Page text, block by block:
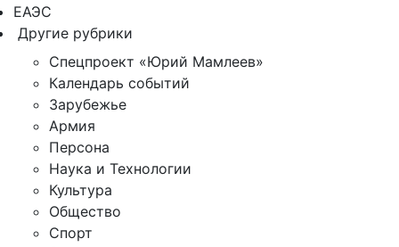
ЕАЭС
Другие рубрики
Спецпроект «Юрий Мамлеев»
Календарь событий
Зарубежье
Армия
Персона
Наука и Технологии
Культура
Общество
Спорт